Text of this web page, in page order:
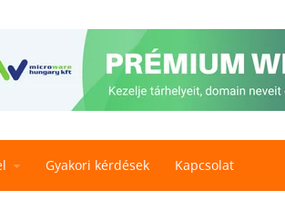
Gyakori kérdések Kapcsolat